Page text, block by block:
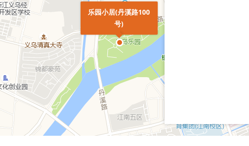
乐园小居(丹溪路100
号)